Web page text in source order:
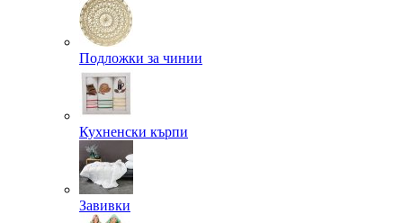
Подложки за чинии
Кухненски кърпи
Завивки